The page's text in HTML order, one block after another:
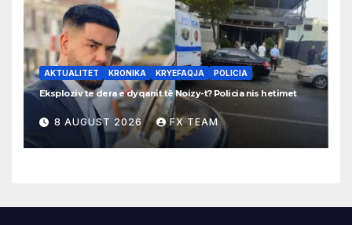
AKTUALITET KRONIKA KRYEFAQJA POLICIA
Eksploziv te dera e dyqanit të Noizy-t? Policia nis hetimet
8 AUGUST 2026 FX TEAM